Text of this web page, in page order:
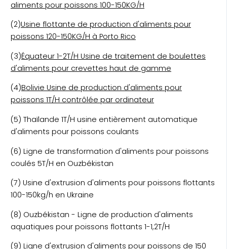
aliments pour poissons 100-150KG/H
(2)Usine flottante de production d'aliments pour
poissons 120-150KG/H à Porto Rico
(3)Équateur 1-2T/H Usine de traitement de boulettes
d'aliments pour crevettes haut de gamme
(4)Bolivie Usine de production d'aliments pour
poissons 1T/H contrôlée par ordinateur
(5) Thaïlande 1T/H usine entièrement automatique
d'aliments pour poissons coulants
(6) Ligne de transformation d'aliments pour poissons
coulés 5T/H en Ouzbékistan
(7) Usine d'extrusion d'aliments pour poissons flottants
100-150kg/h en Ukraine
(8) Ouzbékistan - Ligne de production d'aliments
aquatiques pour poissons flottants 1-1,2T/H
(9) Ligne d'extrusion d'aliments pour poissons de 150